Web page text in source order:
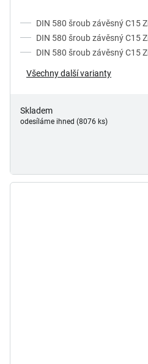
DIN 580 šroub závěsný C15
DIN 580 šroub závěsný C15
DIN 580 šroub závěsný C15
Všechny další varianty
Skladem
odesíláme ihned (8076 ks)